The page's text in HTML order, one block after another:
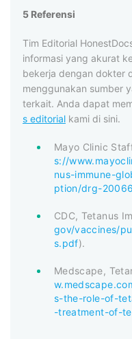
5 Referensi
Tim Editorial
informasi yang akurat
bekerja dengan dokter
menggunakan sumber
terkait. Anda dapat
s editorial kami di sini.
Mayo Clinic
s://
nus-immune-
ption/drg-
CDC, Tetanus
gov/vaccines/
s.pdf).
Medscape,
s-the-role-of-
-treatment-of-